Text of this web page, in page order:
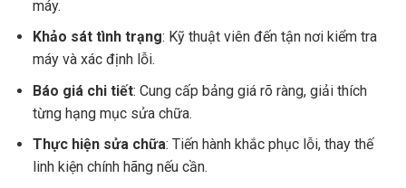
máy.
Khảo sát tình trạng: Kỹ thuật viên đến tận nơi kiểm tra
máy và xác định lỗi.
Báo giá chi tiết: Cung cấp bảng giá rõ ràng, giải thích
từng hạng mục sửa chữa.
Thực hiện sửa chữa: Tiến hành khắc phục lỗi, thay thế
linh kiện chính hãng nếu cần.